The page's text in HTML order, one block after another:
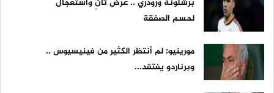
لحسم الصفقة
مورينيو: لم أنتظر الكثير من فينيسيوس ..
وبرناردو يفتقد...